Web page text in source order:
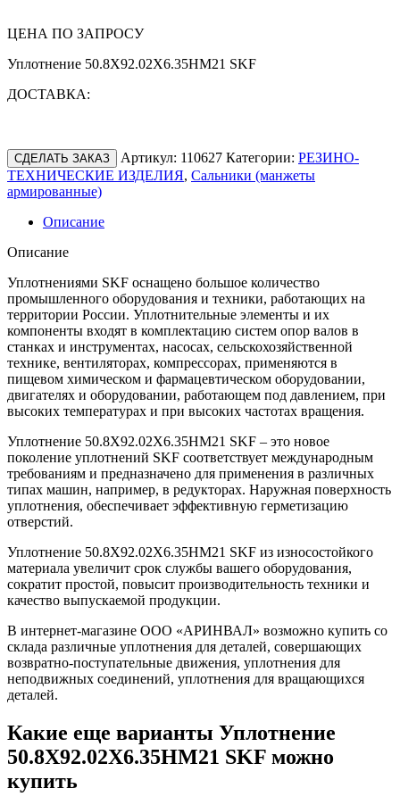
ЦЕНА ПО ЗАПРОСУ
Уплотнение 50.8X92.02X6.35HM21 SKF
ДОСТАВКА:
СДЕЛАТЬ ЗАКАЗ Артикул: 110627 Категории: РЕЗИНО-
ТЕХНИЧЕСКИЕ ИЗДЕЛИЯ, Сальники (манжеты
армированные)
Описание
Описание
Уплотнениями SKF оснащено большое количество
промышленного оборудования и техники, работающих на
территории России. Уплотнительные элементы и их
компоненты входят в комплектацию систем опор валов в
станках и инструментах, насосах, сельскохозяйственной
технике, вентиляторах, компрессорах, применяются в
пищевом химическом и фармацевтическом оборудовании,
двигателях и оборудовании, работающем под давлением, при
высоких температурах и при высоких частотах вращения.
Уплотнение 50.8X92.02X6.35HM21 SKF – это новое
поколение уплотнений SKF соответствует международным
требованиям и предназначено для применения в различных
типах машин, например, в редукторах. Наружная поверхность
уплотнения, обеспечивает эффективную герметизацию
отверстий.
Уплотнение 50.8X92.02X6.35HM21 SKF из износостойкого
материала увеличит срок службы вашего оборудования,
сократит простой, повысит производительность техники и
качество выпускаемой продукции.
В интернет-магазине ООО «АРИНВАЛ» возможно купить со
склада различные уплотнения для деталей, совершающих
возвратно-поступательные движения, уплотнения для
неподвижных соединений, уплотнения для вращающихся
деталей.
Какие еще варианты Уплотнение
50.8X92.02X6.35HM21 SKF можно
купить